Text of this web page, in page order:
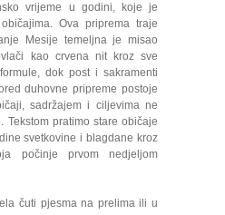
vrijeme u godini, koje je
Ova priprema traje
Mesije temeljna je misao
kao crvena nit kroz sve
dok post i sakramenti
duhovne pripreme postoje
sadržajem i ciljevima ne
Tekstom pratimo stare običaje
svetkovine i blagdane kroz
počinje prvom nedjeljom
čuti pjesma na prelima ili u